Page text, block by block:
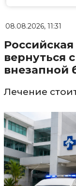
08.08.2026, 11:31
вернуться
внезапной
Лечение